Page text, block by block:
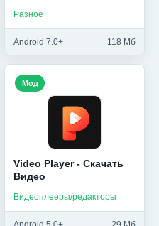
Разное
Android 7.0+ 118 Мб
Video Player - Cкачать
Bидео
Видеоплееры/редакторы
Мод